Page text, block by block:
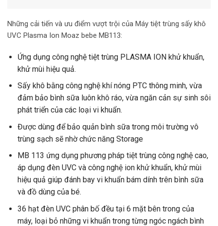
Những cải tiến và ưu điểm vượt trội của Máy tiệt trùng sấy khô
UVC Plasma Ion Moaz bebe MB113:
Ứng dụng công nghệ tiệt trùng PLASMA ION khử khuẩn,
khử mùi hiệu quả.
Sấy khô bằng công nghệ khí nóng PTC thông minh, vừa
đảm bảo bình sữa luôn khô ráo, vừa ngăn cản sự sinh sôi
phát triển của các loại vi khuẩn.
Được dùng để bảo quản bình sữa trong môi trường vô
trùng sạch sẽ nhờ chức năng Storage
MB 113 ứng dụng phương pháp tiệt trùng công nghệ cao,
áp dụng đèn UVC và công nghệ ion khử khuẩn, khử mùi
hiệu quả giúp đánh bay vi khuẩn bám dính trên bình sữa
và đồ dùng của bé.
36 hạt đèn UVC phân bố đều tại 6 mặt bên trong của
máy, loại bỏ những vi khuẩn trong từng ngóc ngách bình